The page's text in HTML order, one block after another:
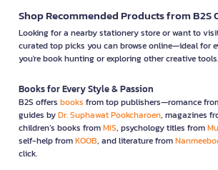
Shop Recommended Products from B2S
Looking for a nearby stationery store or want to visit
curated top picks you can browse online—ideal for
you're book hunting or exploring other creative tools.
Books for Every Style & Passion
B2S offers books from top publishers—romance
guides byDr. Suphawat Pookcharoen, magazines
children’s books fromMIS, psychology titles from
self-help fromKOOB, and literature from
click.